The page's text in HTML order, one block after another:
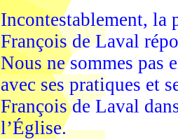
Incontestablement, la
François de Laval
Nous ne sommes pas
avec ses pratiques et
François de Laval
l’Église.